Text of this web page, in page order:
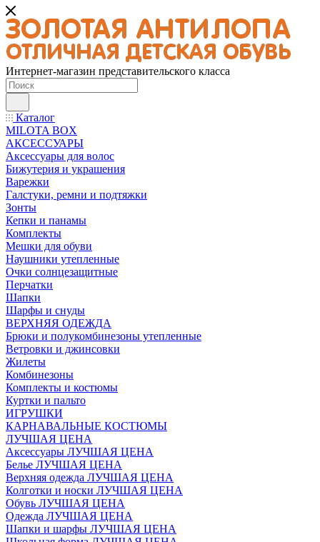
Интернет-магазин представительского класса
Каталог
MILOTA BOX
АКСЕССУАРЫ
Аксессуары для волос
Бижутерия и украшения
Варежки
Галстуки, ремни и подтяжки
Зонты
Кепки и панамы
Комплекты
Мешки для обуви
Наушники утепленные
Очки солнцезащитные
Перчатки
Шапки
Шарфы и снуды
ВЕРХНЯЯ ОДЕЖДА
Брюки и полукомбинезоны утепленные
Ветровки и джинсовки
Жилеты
Комбинезоны
Комплекты и костюмы
Куртки и пальто
ИГРУШКИ
КАРНАВАЛЬНЫЕ КОСТЮМЫ
ЛУЧШАЯ ЦЕНА
Аксессуары ЛУЧШАЯ ЦЕНА
Белье ЛУЧШАЯ ЦЕНА
Верхняя одежда ЛУЧШАЯ ЦЕНА
Колготки и носки ЛУЧШАЯ ЦЕНА
Обувь ЛУЧШАЯ ЦЕНА
Одежда ЛУЧШАЯ ЦЕНА
Шапки и шарфы ЛУЧШАЯ ЦЕНА